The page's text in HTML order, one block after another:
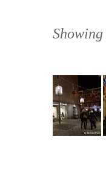
Showing